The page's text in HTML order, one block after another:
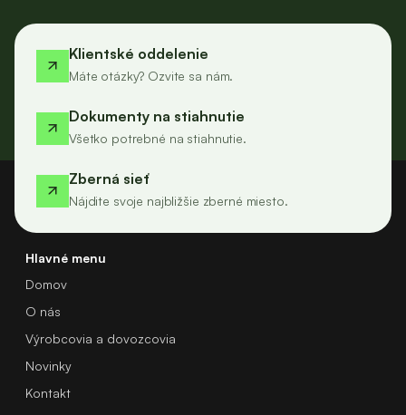
Klientské oddelenie
Máte otázky? Ozvite sa nám.
Dokumenty na stiahnutie
Všetko potrebné na stiahnutie.
Zberná sieť
Nájdite svoje najbližšie zberné miesto.
Hlavné menu
Domov
O nás
Výrobcovia a dovozcovia
Novinky
Kontakt